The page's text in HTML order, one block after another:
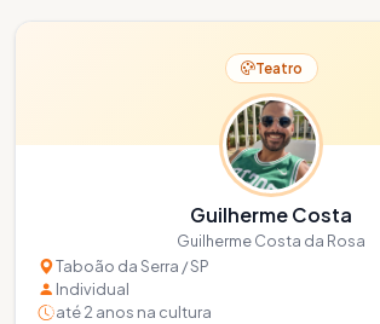
Teatro
Guilherme Costa
Guilherme Costa da Rosa
Taboão da Serra / SP
Individual
até 2 anos na cultura